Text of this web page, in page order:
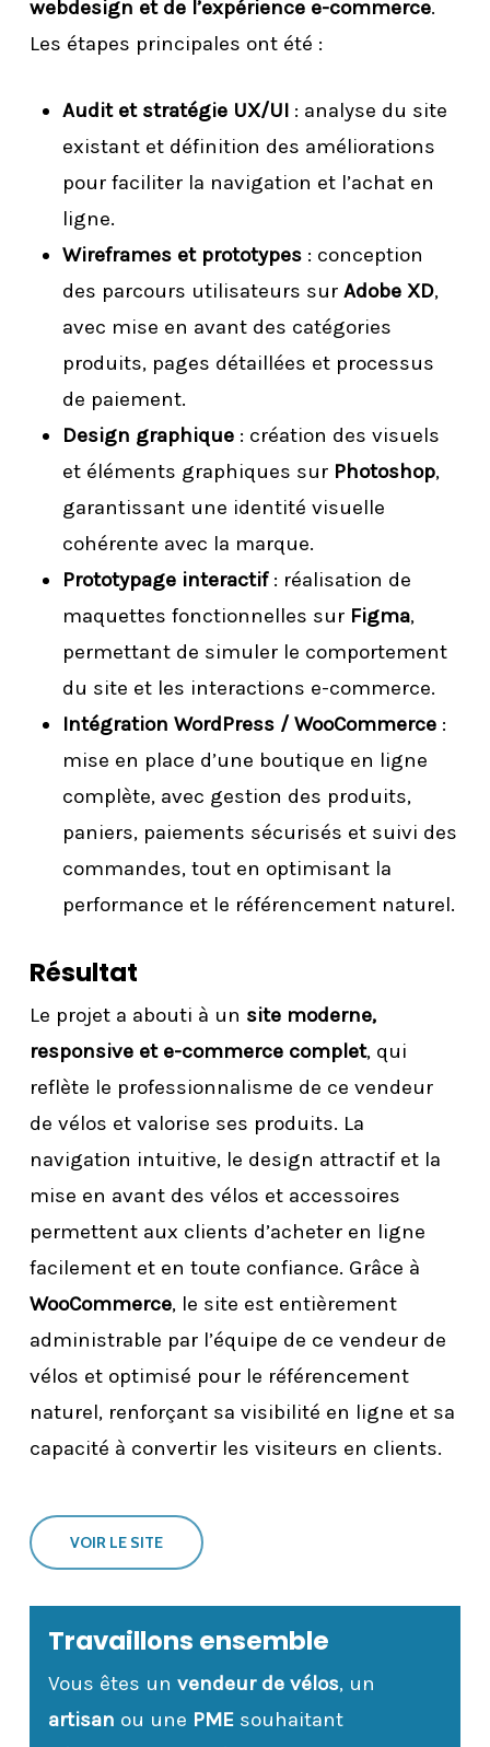
webdesign et de l’expérience e-commerce.
Les étapes principales ont été :
Audit et stratégie UX/UI: analyse du site
existant et définition des améliorations
pour faciliter la navigation et l’achat en
ligne.
Wireframes et prototypes: conception
des parcours utilisateurs sur Adobe XD,
avec mise en avant des catégories
produits, pages détaillées et processus
de paiement.
Design graphique: création des visuels
et éléments graphiques sur Photoshop,
garantissant une identité visuelle
cohérente avec la marque.
Prototypage interactif: réalisation de
maquettes fonctionnelles sur Figma,
permettant de simuler le comportement
du site et les interactions e-commerce.
Intégration WordPress / WooCommerce:
mise en place d’une boutique en ligne
complète, avec gestion des produits,
paniers, paiements sécurisés et suivi des
commandes, tout en optimisant la
performance et le référencement naturel.
Résultat
Le projet a abouti à un site moderne,
responsive et e-commerce complet, qui
reflète le professionnalisme de ce vendeur
de vélos et valorise ses produits. La
navigation intuitive, le design attractif et la
mise en avant des vélos et accessoires
permettent aux clients d’acheter en ligne
facilement et en toute confiance. Grâce à
WooCommerce, le site est entièrement
administrable par l’équipe de ce vendeur de
vélos et optimisé pour le référencement
naturel, renforçant sa visibilité en ligne et sa
capacité à convertir les visiteurs en clients.
VOIR LE SITE
Travaillons ensemble
Vous êtes unvendeur de vélos, un
artisan ou une PME souhaitant